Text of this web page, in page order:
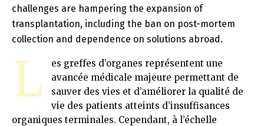
challenges are hampering the expansion of
transplantation, including the ban on post-mortem
collection and dependence on solutions abroad.
L
es greffes d’organes représentent une
avancée médicale majeure permettant de
sauver des vies et d’améliorer la qualité de
vie des patients atteints d’insuffisances
organiques terminales. Cependant, à l’échelle